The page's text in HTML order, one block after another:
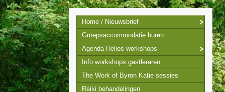
Home / Nieuwsbrief
Groepsaccommodatie huren
Agenda Helios workshops
Info workshops gastleraren
The Work of Byron Katie sessies
Reiki behandelingen